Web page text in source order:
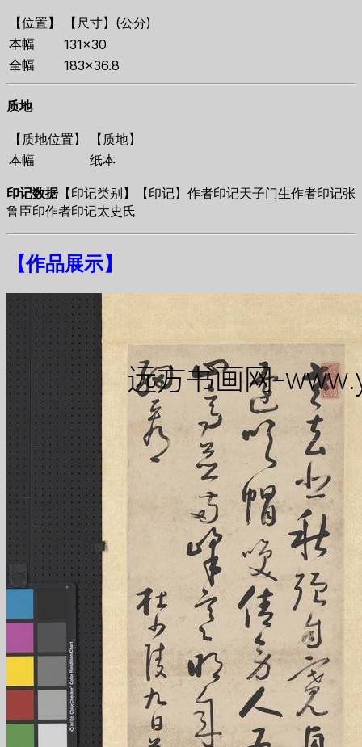
【位置】
【尺寸】(公分)
本幅
131×30
全幅
183×36.8
质地
【质地位置】
【质地】
本幅
纸本
印记数据【印记类别】【印记】作者印记天子门生作者印记张
鲁臣印作者印记太史氏
【作品展示】